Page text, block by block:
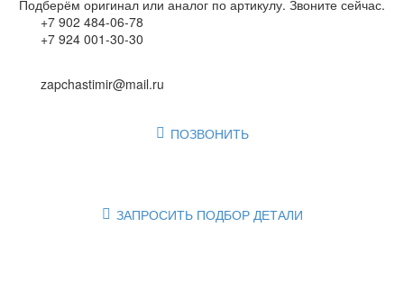
Подберём оригинал или аналог по артикулу. Звоните сейчас.
+7 902 484-06-78
+7 924 001-30-30
zapchastimir@mail.ru
 ПОЗВОНИТЬ
 ЗАПРОСИТЬ ПОДБОР ДЕТАЛИ